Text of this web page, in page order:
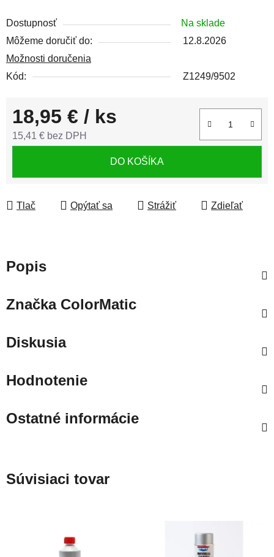
Dostupnosť
Na sklade
Môžeme doručiť do:
12.8.2026
Možnosti doručenia
Kód:
Z1249/9502
18,95 € / ks
15,41 € bez DPH
DO KOŠÍKA
Tlač Opýtať sa Strážiť Zdieľať
Popis
ZnačkaColorMatic
Diskusia
Hodnotenie
Ostatné informácie
Súvisiaci tovar